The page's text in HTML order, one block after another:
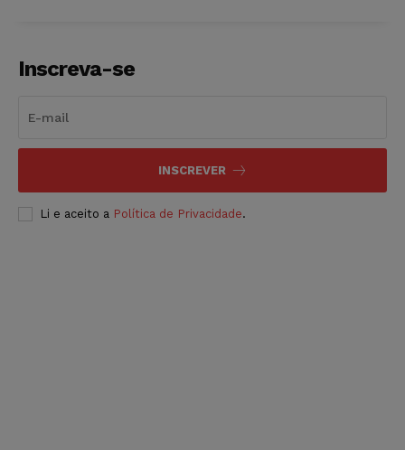
Inscreva-se
INSCREVER
Li e aceito a Política de Privacidade.